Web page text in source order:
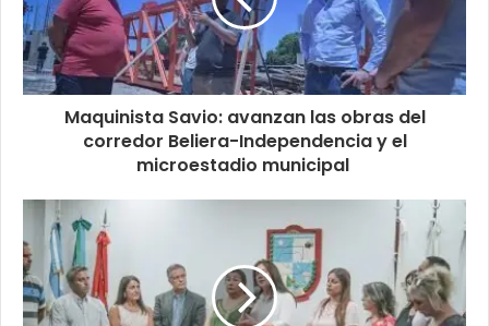
Maquinista Savio: avanzan las obras del
corredor Beliera-Independencia y el
microestadio municipal